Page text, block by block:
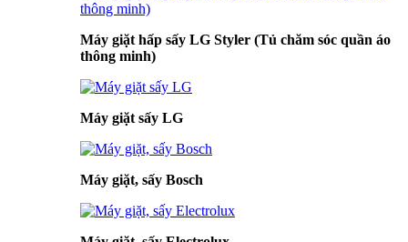
Máy giặt hấp sấy LG Styler (Tủ chăm sóc quần áo
thông minh)
Máy giặt sấy LG
Máy giặt, sấy Bosch